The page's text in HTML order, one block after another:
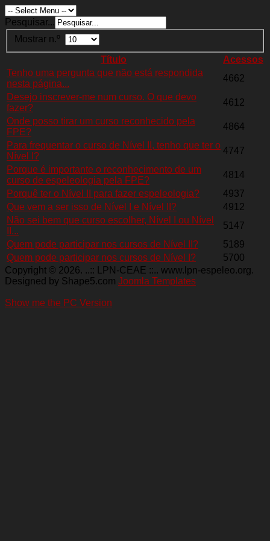
Pesquisar...
Mostrar n.º
Título
Acessos
Tenho uma pergunta que não está respondida
nesta página...
4662
Desejo inscrever-me num curso. O que devo
fazer?
4612
Onde posso tirar um curso reconhecido pela
FPE?
4864
Para frequentar o curso de Nível II, tenho que ter o
Nível I?
4747
Porque é importante o reconhecimento de um
curso de espeleologia pela FPE?
4814
Porquê ter o Nível II para fazer espeleologia?
4937
Que vem a ser isso de Nível I e Nível II?
4912
Não sei bem que curso escolher, Nível I ou Nível
II...
5147
Quem pode participar nos cursos de Nível II?
5189
Quem pode participar nos cursos de Nível I?
5700
Copyright © 2026. ..:: LPN-CEAE ::.. www.lpn-espeleo.org.
Designed by Shape5.com Joomla Templates
Show me the PC Version